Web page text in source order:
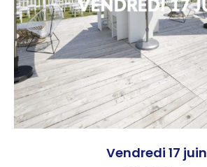
Vendredi 17 juin